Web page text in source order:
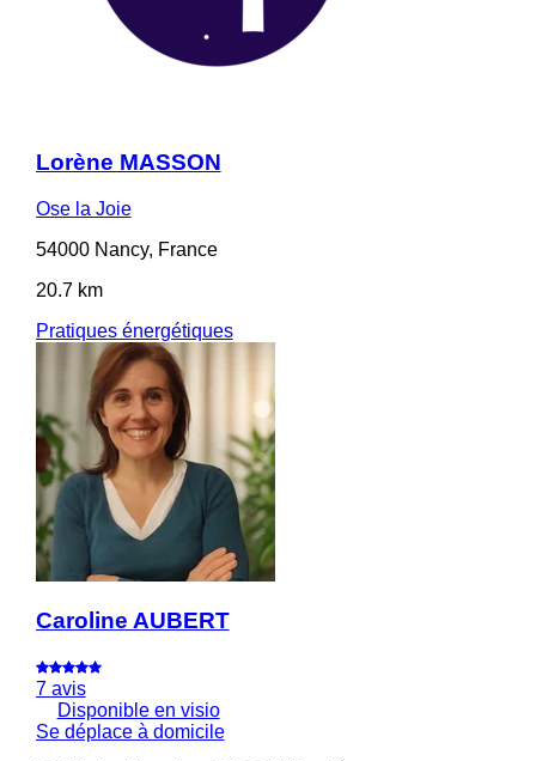
Lorène MASSON
Ose la Joie
54000 Nancy, France
20.7 km
Pratiques énergétiques
Caroline AUBERT
7 avis
Disponible en visio
Se déplace à domicile